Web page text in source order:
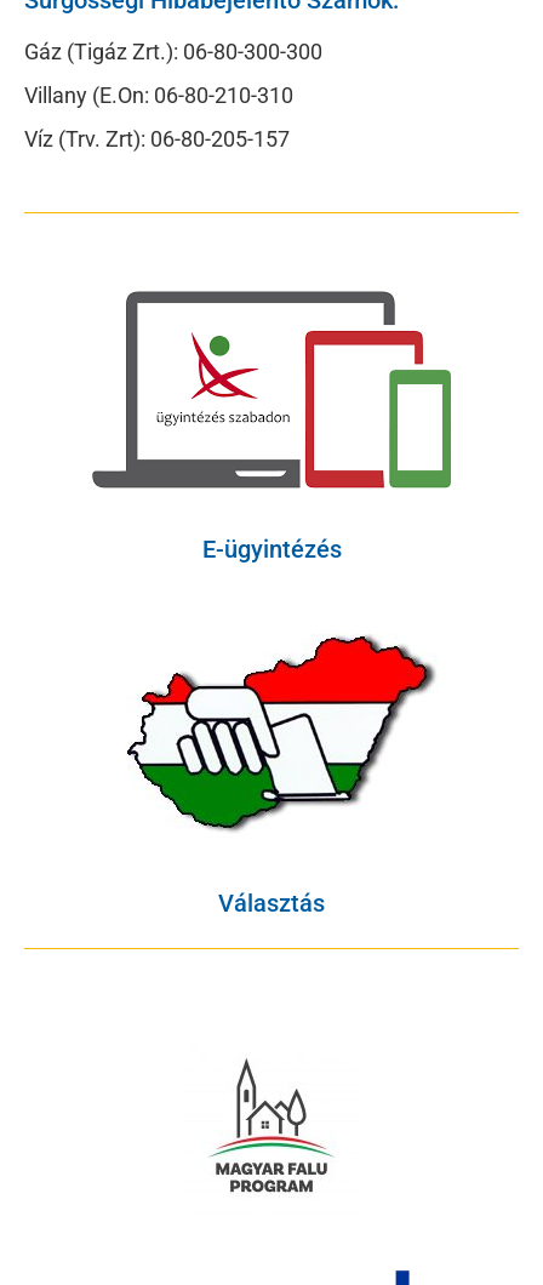
Gáz (Tigáz Zrt.): 06-80-300-300
Villany (E.On: 06-80-210-310
Víz (Trv. Zrt): 06-80-205-157
E-ügyintézés
Választás